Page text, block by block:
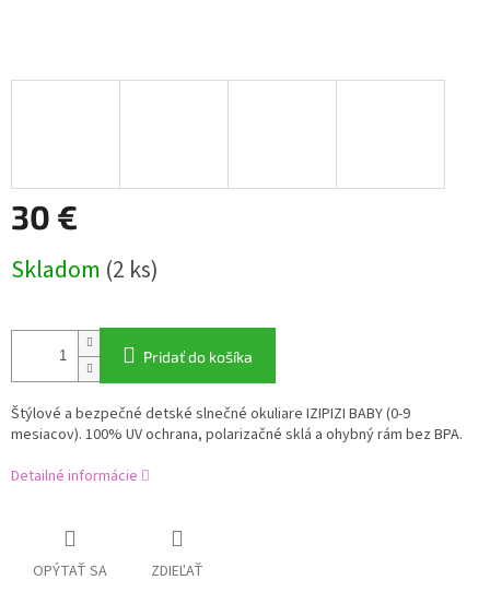
30 €
cena:
Skladom (2 ks)
Pridať do košíka
Štýlové a bezpečné detské slnečné okuliare IZIPIZI BABY (0-9
mesiacov). 100% UV ochrana, polarizačné sklá a ohybný rám bez BPA.
Detailné informácie
OPÝTAŤ SA ZDIEĽAŤ